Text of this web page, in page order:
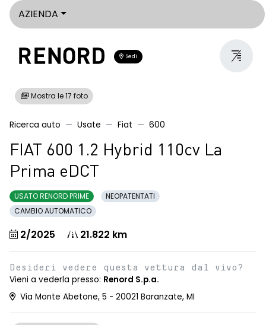
AZIENDA
Sedi
Mostra le 17 foto
Ricerca auto Usate Fiat 600
FIAT 600 1.2 Hybrid 110cv La
Prima eDCT
USATO RENORD PRIME
NEOPATENTATI
CAMBIO AUTOMATICO
2/2025 21.822 km
Desideri vedere questa vettura dal vivo?
Vieni a vederla presso: Renord S.p.a.
Via Monte Abetone, 5 - 20021 Baranzate, MI